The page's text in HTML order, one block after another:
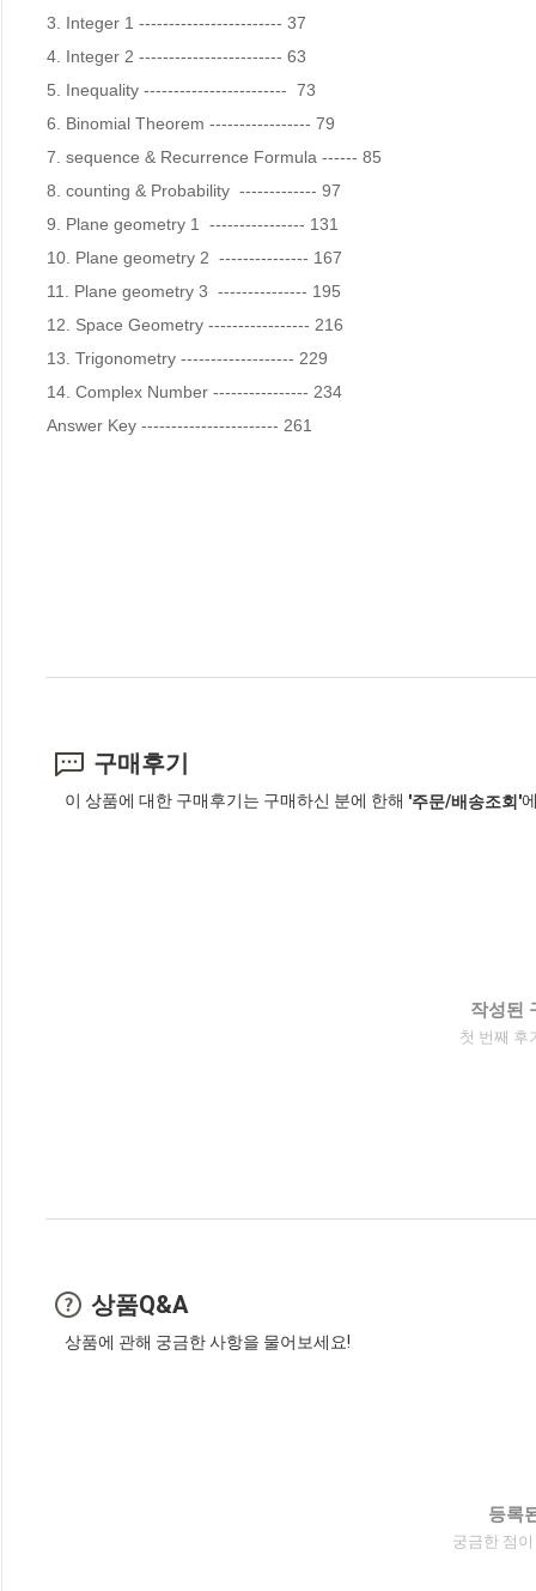
3. Integer 1 ------------------------ 37
4. Integer 2 ------------------------ 63
5. Inequality ------------------------  73
6. Binomial Theorem ----------------- 79
7. sequence & Recurrence Formula ------ 85
8. counting & Probability  ------------- 97
9. Plane geometry 1  ---------------- 131
10. Plane geometry 2  --------------- 167
11. Plane geometry 3  --------------- 195
12. Space Geometry ----------------- 216
13. Trigonometry ------------------- 229
14. Complex Number ---------------- 234
Answer Key ----------------------- 261
구매후기
이 상품에 대한 구매후기는 구매하신 분에 한해 '주문/배송조회'
작성된
첫 번째 후
상품Q&A
상품에 관해 궁금한 사항을 물어보세요!
등록
궁금한 점